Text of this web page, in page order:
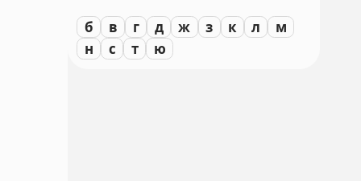
б в г д ж з к л
м
н
с т ю